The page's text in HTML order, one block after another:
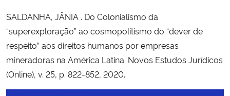
SALDANHA, JÂNIA . Do Colonialismo da
“superexploração” ao cosmopolitismo do “dever de
respeito” aos direitos humanos por empresas
mineradoras na América Latina. Novos Estudos Jurídicos
(Online), v. 25, p. 822-852, 2020.